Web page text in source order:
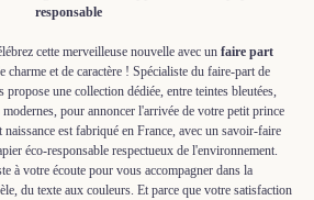
responsable
cette merveilleuse nouvelle avec un faire part
charme et de caractère ! Spécialiste du faire-part de
propose une collection dédiée, entre teintes bleutées,
pour annoncer l'arrivée de votre petit prince
est fabriqué en France, avec un savoir-faire
éco-responsable respectueux de l'environnement.
à votre écoute pour vous accompagner dans la
du texte aux couleurs. Et parce que votre satisfaction